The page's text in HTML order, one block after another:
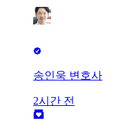
송인욱 변호사
2시간 전